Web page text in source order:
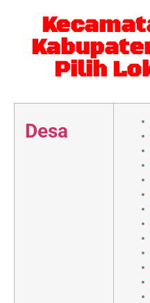
Pilih
Desa